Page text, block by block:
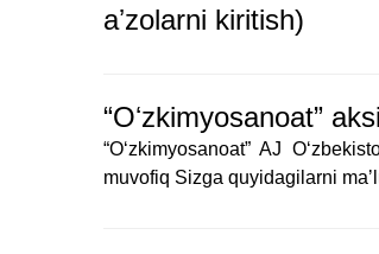
aʼzolarni kiritish)
“Oʻzkimyosanoat”
“Oʻzkimyosanoat” AJ
muvofiq Sizga quyidagilarni